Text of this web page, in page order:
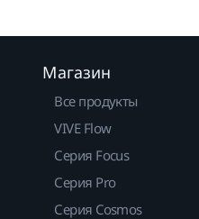
Магазин
Все продукты
VIVE Flow
Серия Focus
Серия Pro
Серия Cosmos